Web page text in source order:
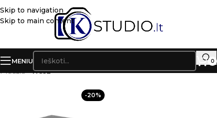
Skip to navigation
Skip to main content
MENIU 0
Pradžia»HC5E
-20%